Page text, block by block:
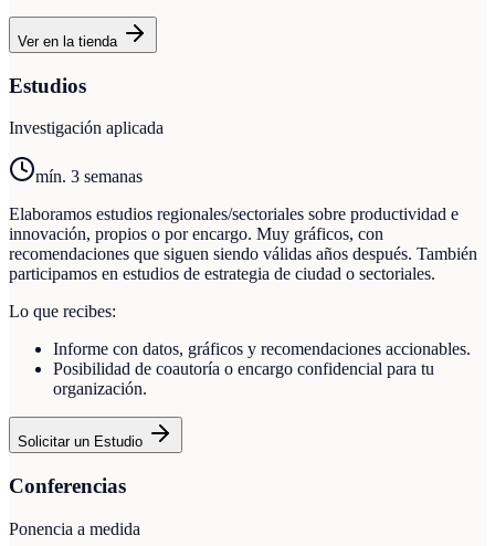
Ver en la tienda
Estudios
Investigación aplicada
mín. 3 semanas
Elaboramos estudios regionales/sectoriales sobre productividad e
innovación, propios o por encargo. Muy gráficos, con
recomendaciones que siguen siendo válidas años después. También
participamos en estudios de estrategia de ciudad o sectoriales.
Lo que recibes:
Informe con datos, gráficos y recomendaciones accionables.
Posibilidad de coautoría o encargo confidencial para tu
organización.
Solicitar un Estudio
Conferencias
Ponencia a medida